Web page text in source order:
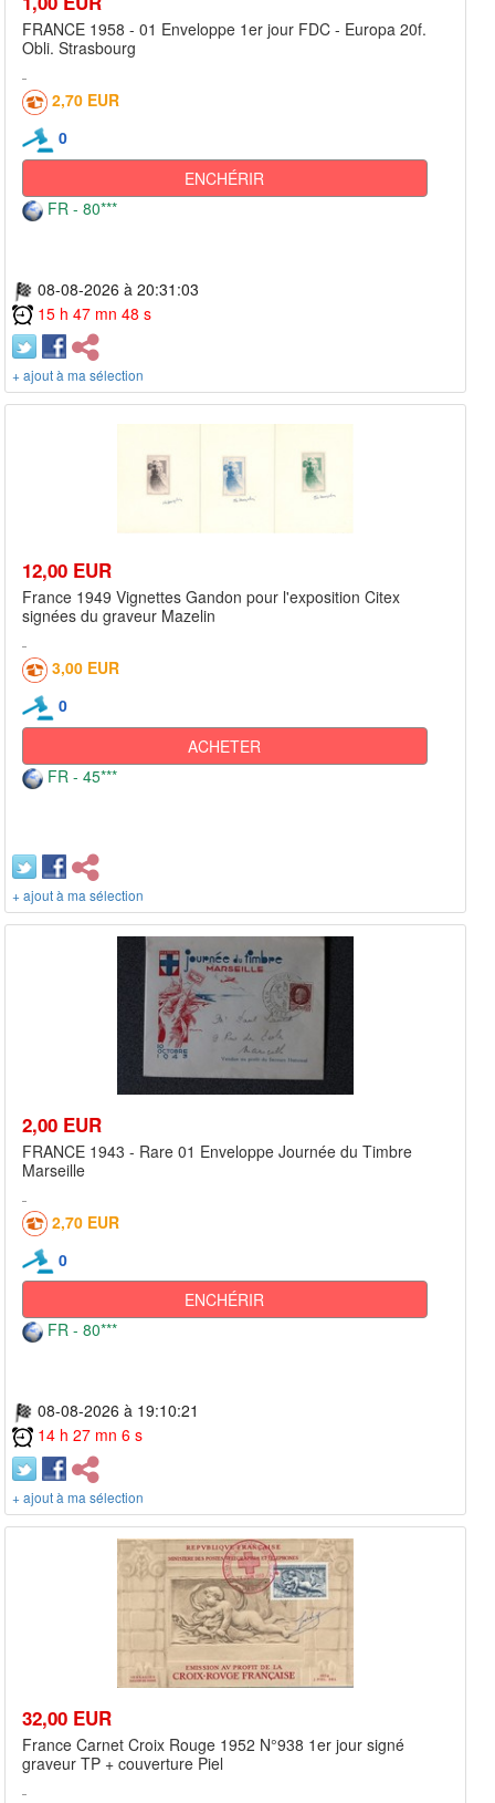
FRANCE 1958 - 01 Enveloppe 1er jour FDC - Europa 20f.
Obli. Strasbourg
2,70 EUR
0
ENCHÉRIR
FR - 80***
08-08-2026 à 20:31:03
15 h 47 mn 48 s
+ ajout à ma sélection
12,00 EUR
France 1949 Vignettes Gandon pour l'exposition Citex
signées du graveur Mazelin
3,00 EUR
0
ACHETER
FR - 45***
+ ajout à ma sélection
2,00 EUR
FRANCE 1943 - Rare 01 Enveloppe Journée du Timbre
Marseille
2,70 EUR
0
ENCHÉRIR
FR - 80***
08-08-2026 à 19:10:21
14 h 27 mn 6 s
+ ajout à ma sélection
32,00 EUR
France Carnet Croix Rouge 1952 N°938 1er jour signé
graveur TP + couverture Piel